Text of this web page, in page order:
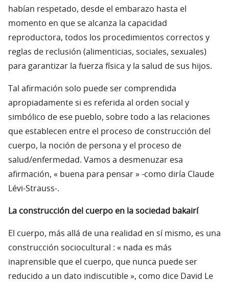
habían respetado, desde el embarazo hasta el
momento en que se alcanza la capacidad
reproductora, todos los procedimientos correctos y
reglas de reclusión (alimenticias, sociales, sexuales)
para garantizar la fuerza física y la salud de sus hijos.
Tal afirmación solo puede ser comprendida
apropiadamente si es referida al orden social y
simbólico de ese pueblo, sobre todo a las relaciones
que establecen entre el proceso de construcción del
cuerpo, la noción de persona y el proceso de
salud/enfermedad. Vamos a desmenuzar esa
afirmación, « buena para pensar » -como diría Claude
Lévi-Strauss-.
La construcción del cuerpo en la sociedad bakairí
El cuerpo, más allá de una realidad en sí mismo, es una
construcción sociocultural : « nada es más
inaprensible que el cuerpo, que nunca puede ser
reducido a un dato indiscutible », como dice David Le